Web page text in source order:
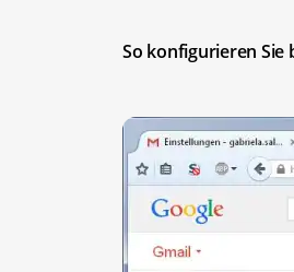
So konfigurieren